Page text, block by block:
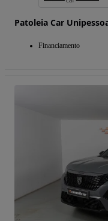
Patoleia Car
Financiamento